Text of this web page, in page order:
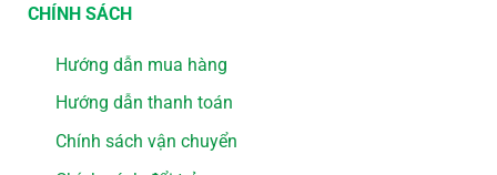
CHÍNH SÁCH
Hướng dẫn mua hàng
Hướng dẫn thanh toán
Chính sách vận chuyển